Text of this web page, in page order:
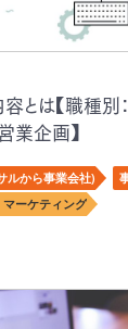
とは【職種
業企画】
ルから事業会社)
マーケティング